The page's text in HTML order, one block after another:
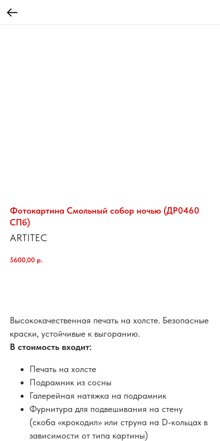
Фотокартина Смольный собор ночью (ДР0460
СПб)
ARTITEC
5600,00 р.
Высококачественная печать на холсте. Безопасные
краски, устойчивые к выгоранию.
В стоимость входит:
Печать на холсте
Подрамник из сосны
Галерейная натяжка на подрамник
Фурнитура для подвешивания на стену
(скоба «крокодил» или струна на D-кольцах в
зависимости от типа картины)